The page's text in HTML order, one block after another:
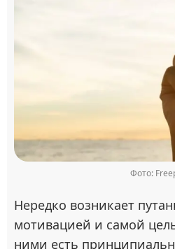
Фото:
Нередко возникает
мотивацией и самой
ними есть